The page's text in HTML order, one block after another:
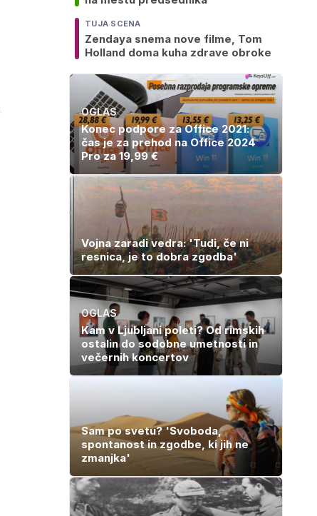
TUJA SCENA
Zendaya snema nove filme, Tom
Holland doma kuha zdrave obroke
OGLAS
Konec podpore za Office 2021:
čas je za prehod na Office 2024
Pro za 19,99 €
Vojna zaradi vedra: 'Tudi, če ni
resnica, je to dobra zgodba'
OGLAS
Kam v Ljubljani poleti? Od rimskih
ostalin do sodobne umetnosti in
večernih koncertov
Sam po svetu? 'Svoboda,
spontanost in zgodbe, ki jih ne
zmanjka'